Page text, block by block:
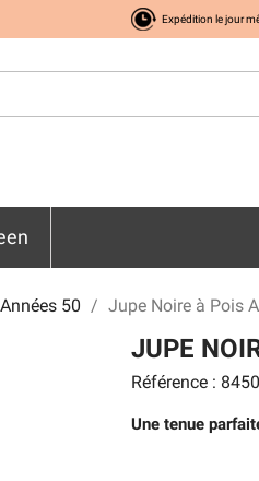
Expédition le jour
50 Jupe Noire à Pois
JUPE
Référence :
Une tenue